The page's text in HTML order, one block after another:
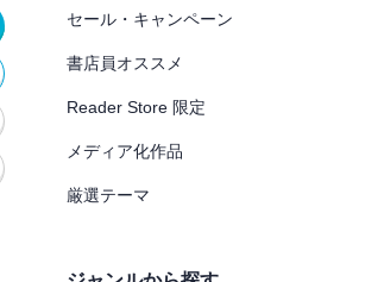
セール・キャンペーン
書店員オススメ
Reader Store 限定
メディア化作品
厳選テーマ